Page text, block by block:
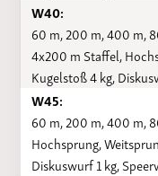
W40:
60 m, 200 m, 400 m,
4x200 m Staffel,
Kugelstoß 4 kg,
W45:
60 m, 200 m, 400 m,
Hochsprung,
Diskuswurf 1 kg,